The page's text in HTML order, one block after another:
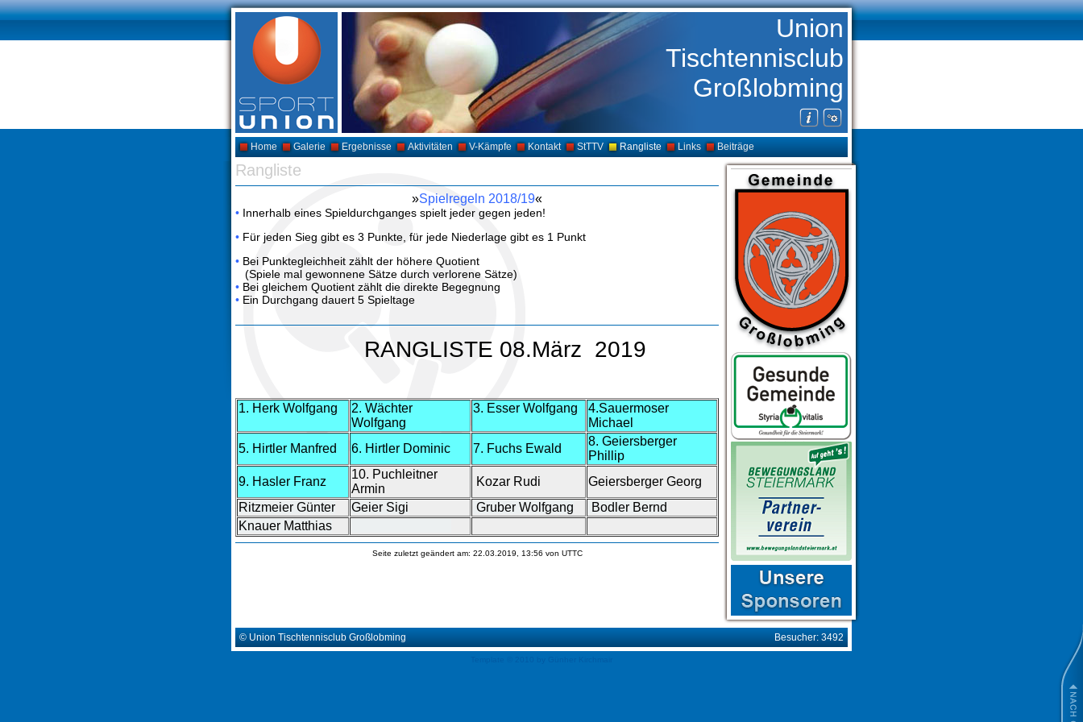
Union
Tischtennisclub
Großlobming
Home Galerie Ergebnisse Aktivitäten V-Kämpfe Kontakt StTTV Rangliste Links Beiträge
Rangliste
»Spielregeln 2018/19«
• Innerhalb eines Spieldurchganges spielt jeder gegen jeden!
• Für jeden Sieg gibt es 3 Punkte, für jede Niederlage gibt es 1 Punkt
• Bei Punktegleichheit zählt der höhere Quotient
(Spiele mal gewonnene Sätze durch verlorene Sätze)
• Bei gleichem Quotient zählt die direkte Begegnung
• Ein Durchgang dauert 5 Spieltage
RANGLISTE 08.März 2019
1. Herk Wolfgang
2. Wächter
Wolfgang
3. Esser Wolfgang
4.Sauermoser
Michael
5. Hirtler Manfred
6. Hirtler Dominic 7. Fuchs Ewald
8. Geiersberger
Phillip
9. Hasler Franz
10. Puchleitner
Armin
Kozar Rudi
Geiersberger Georg
Ritzmeier Günter
Geier Sigi Gruber Wolfgang
Bodler Bernd
Knauer Matthias
Seite zuletzt geändert am: 22.03.2019, 13:56 von UTTC
© Union Tischtennisclub Großlobming Besucher: 3492